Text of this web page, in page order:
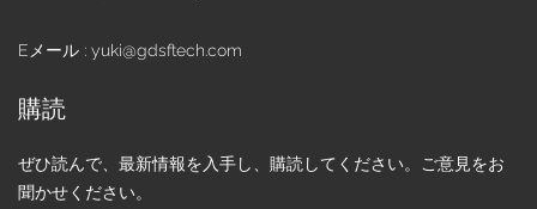
Eメール : yuki@gdsftech.com
購読
ぜひ読んで、最新情報を入手し、購読してください。ご意見をお
聞かせください。